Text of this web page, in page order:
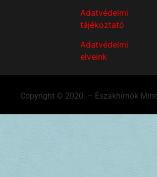
Adatvédelmi
tájékoztató
Adatvédelmi
elveink
Copyright © 2020. – Északhírnök